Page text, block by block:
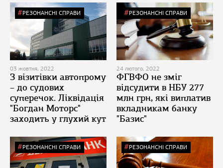
РЕЗОНАНСНІ СПРАВИ
03 жовтня, 2022
З візитівки автопрому
– до судових
суперечок. Ліквідація
"Богдан Моторс"
заходить у глухий кут
РЕЗОНАНСНІ СПРАВИ
24 лютого, 2022
ФГВФО не зміг
відсудити в НБУ 277
млн грн, які виплатив
вкладникам банку
"Базис"
РЕЗОНАНСНІ СПРАВИ РЕЗОНАНСНІ СПРАВИ